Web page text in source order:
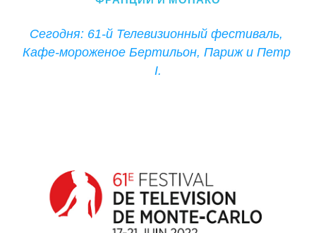
Сегодня: 61-й Телевизионный фестиваль,
Кафе-мороженое Бертильон, Париж и Петр
I.